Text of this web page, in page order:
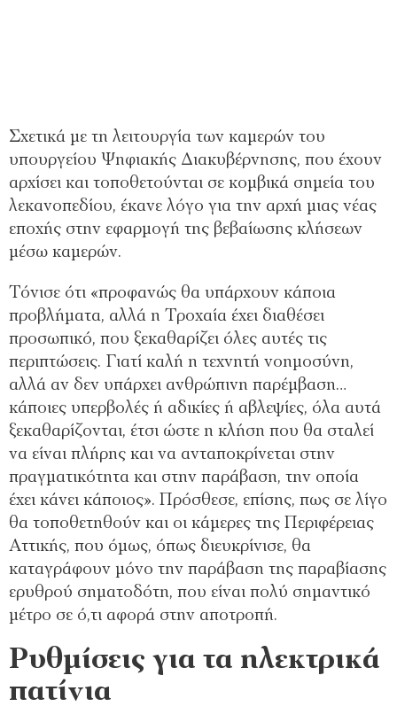
Σχετικά με τη λειτουργία των καμερών του
υπουργείου Ψηφιακής Διακυβέρνησης, που έχουν
αρχίσει και τοποθετούνται σε κομβικά σημεία του
λεκανοπεδίου, έκανε λόγο για την αρχή μιας νέας
εποχής στην εφαρμογή της βεβαίωσης κλήσεων
μέσω καμερών.
Τόνισε ότι «προφανώς θα υπάρχουν κάποια
προβλήματα, αλλά η Τροχαία έχει διαθέσει
προσωπικό, που ξεκαθαρίζει όλες αυτές τις
περιπτώσεις. Γιατί καλή η τεχνητή νοημοσύνη,
αλλά αν δεν υπάρχει ανθρώπινη παρέμβαση…
κάποιες υπερβολές ή αδικίες ή αβλεψίες, όλα αυτά
ξεκαθαρίζονται, έτσι ώστε η κλήση που θα σταλεί
να είναι πλήρης και να ανταποκρίνεται στην
πραγματικότητα και στην παράβαση, την οποία
έχει κάνει κάποιος». Πρόσθεσε, επίσης, πως σε λίγο
θα τοποθετηθούν και οι κάμερες της Περιφέρειας
Αττικής, που όμως, όπως διευκρίνισε, θα
καταγράφουν μόνο την παράβαση της παραβίασης
ερυθρού σηματοδότη, που είναι πολύ σημαντικό
μέτρο σε ό,τι αφορά στην αποτροπή.
Ρυθμίσεις για τα ηλεκτρικά
πατίνια